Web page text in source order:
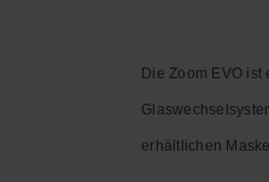
Die Zoom EVO
erhältlichen